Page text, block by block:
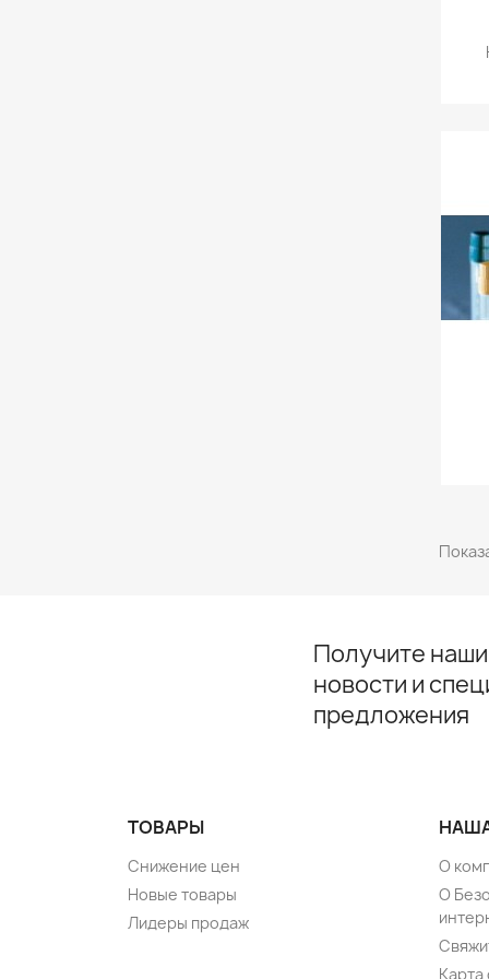
Получите
новости и
предложения
ТОВАРЫ
Снижение цен
Новые товары
Лидеры продаж
О
О
Карта